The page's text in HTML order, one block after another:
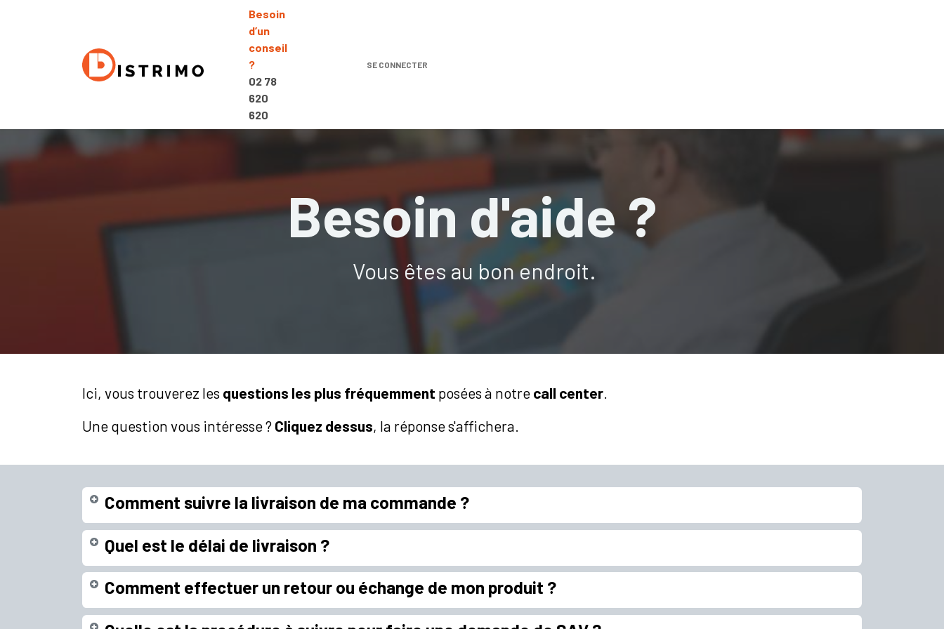
Besoin
d’un
conseil
?
02 78
620
620
SE CONNECTER
Besoin d'aide ?
Vous êtes au bon endroit.
Ici, vous trouverez les questions les plus fréquemment posées à notre call center.
Une question vous intéresse ? Cliquez dessus, la réponse s'affichera.
Comment suivre la livraison de ma commande ?
Quel est le délai de livraison ?
Comment effectuer un retour ou échange de mon produit ?